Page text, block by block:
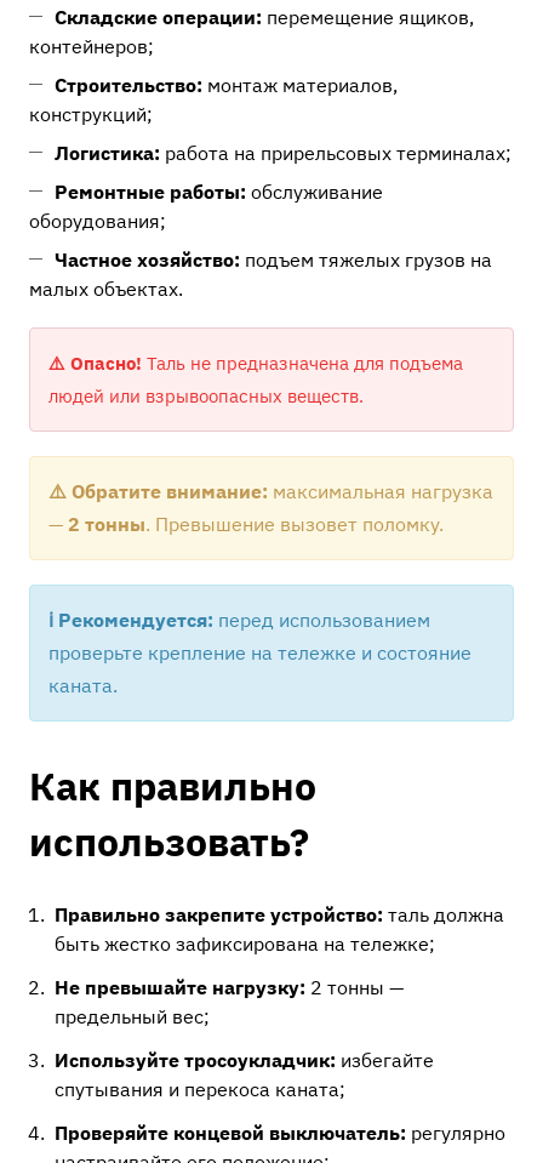
Складские операции: перемещение ящиков,
контейнеров;
Строительство: монтаж материалов,
конструкций;
Логистика: работа на прирельсовых терминалах;
Ремонтные работы: обслуживание
оборудования;
Частное хозяйство: подъем тяжелых грузов на
малых объектах.
⚠️ Опасно! Таль не предназначена для подъема
людей или взрывоопасных веществ.
⚠️ Обратите внимание: максимальная нагрузка
— 2 тонны. Превышение вызовет поломку.
ℹ️ Рекомендуется: перед использованием
проверьте крепление на тележке и состояние
каната.
Как правильно
использовать?
Правильно закрепите устройство: таль должна
быть жестко зафиксирована на тележке;
Не превышайте нагрузку: 2 тонны —
предельный вес;
Используйте тросоукладчик: избегайте
спутывания и перекоса каната;
Проверяйте концевой выключатель: регулярно